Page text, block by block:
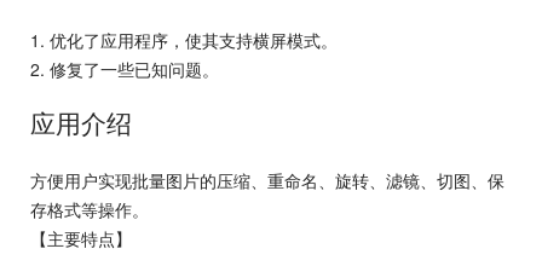
1. 优化了应用程序，使其支持横屏模式。
2. 修复了一些已知问题。
应用介绍
方便用户实现批量图片的压缩、重命名、旋转、滤镜、切图、保
存格式等操作。
【主要特点】